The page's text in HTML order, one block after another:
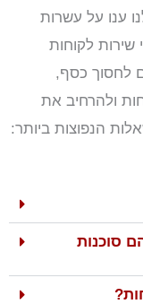
שלנו ענו על עשרות
שירות לקוחות
לחסוך כסף,
ולהרחיב את
הנפוצות ביותר:
סוכנות